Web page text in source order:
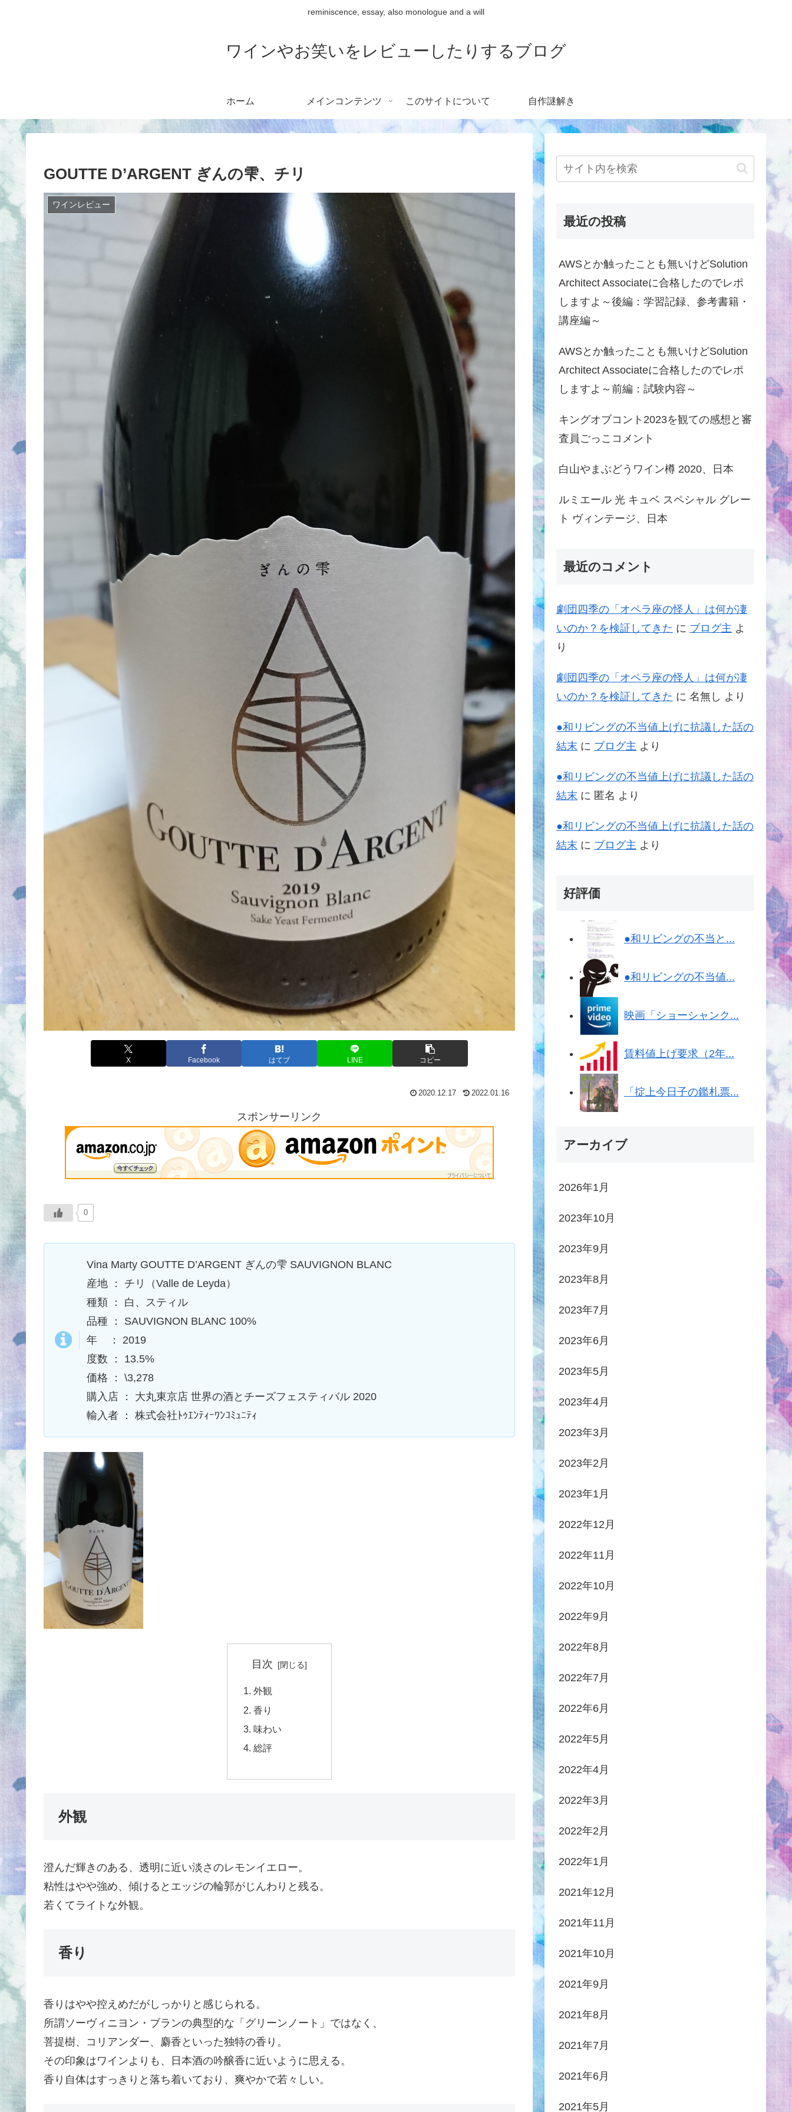
reminiscence, essay, also monologue and a will
ワインやお笑いをレビューしたりするブログ
ホーム メインコンテンツ このサイトについて 自作謎解き
GOUTTE D’ARGENT ぎんの雫、チリ
ワインレビュー
X Facebook はてブ LINE コピー
2020.12.17 2022.01.16
スポンサーリンク
0
Vina Marty GOUTTE D’ARGENT ぎんの雫 SAUVIGNON BLANC
産地 ： チリ（Valle de Leyda）
種類 ： 白、スティル
品種 ： SAUVIGNON BLANC 100%
年 ： 2019
度数 ： 13.5%
価格 ： \3,278
購入店 ： 大丸東京店 世界の酒とチーズフェスティバル 2020
輸入者 ： 株式会社ﾄｩｴﾝﾃｨｰﾜﾝｺﾐｭﾆﾃｨ
目次
外観
香り
味わい
総評
外観
澄んだ輝きのある、透明に近い淡さのレモンイエロー。
粘性はやや強め、傾けるとエッジの輪郭がじんわりと残る。
若くてライトな外観。
香り
香りはやや控えめだがしっかりと感じられる。
所謂ソーヴィニヨン・ブランの典型的な「グリーンノート」ではなく、
菩提樹、コリアンダー、麝香といった独特の香り。
その印象はワインよりも、日本酒の吟醸香に近いように思える。
香り自体はすっきりと落ち着いており、爽やかで若々しい。
最近の投稿
AWSとか触ったことも無いけどSolution
Architect Associateに合格したのでレポ
しますよ～後編：学習記録、参考書籍・
講座編～
AWSとか触ったことも無いけどSolution
Architect Associateに合格したのでレポ
しますよ～前編：試験内容～
キングオブコント2023を観ての感想と審
査員ごっこコメント
白山やまぶどうワイン樽 2020、日本
ルミエール 光 キュベ スペシャル グレー
ト ヴィンテージ、日本
最近のコメント
劇団四季の「オペラ座の怪人」は何が凄
いのか？を検証してきた に ブログ主 よ
り
劇団四季の「オペラ座の怪人」は何が凄
いのか？を検証してきた に 名無し より
●和リビングの不当値上げに抗議した話の
結末 に ブログ主 より
●和リビングの不当値上げに抗議した話の
結末 に 匿名 より
●和リビングの不当値上げに抗議した話の
結末 に ブログ主 より
好評価
●和リビングの不当と...
●和リビングの不当値...
映画「ショーシャンク...
賃料値上げ要求（2年...
「掟上今日子の鑑札票...
アーカイブ
2026年1月
2023年10月
2023年9月
2023年8月
2023年7月
2023年6月
2023年5月
2023年4月
2023年3月
2023年2月
2023年1月
2022年12月
2022年11月
2022年10月
2022年9月
2022年8月
2022年7月
2022年6月
2022年5月
2022年4月
2022年3月
2022年2月
2022年1月
2021年12月
2021年11月
2021年10月
2021年9月
2021年8月
2021年7月
2021年6月
2021年5月